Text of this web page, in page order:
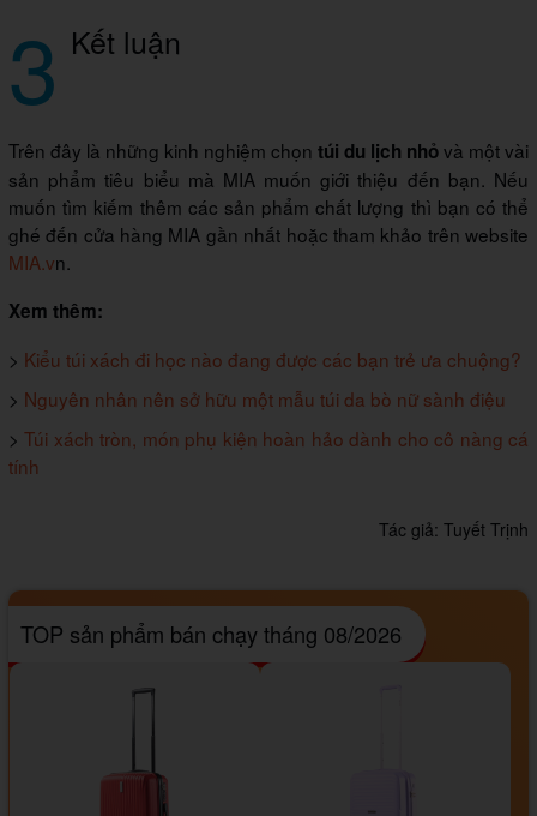
3 Kết luận
Trên đây là những kinh nghiệm chọn túi du lịch nhỏvà một vài
sản phẩm tiêu biểu mà MIA muốn giới thiệu đến bạn. Nếu
muốn tìm kiếm thêm các sản phẩm chất lượng thì bạn có thể
ghé đến cửa hàng MIA gần nhất hoặc tham khảo trên website
MIA.vn.
Xem thêm:
> Kiểu túi xách đi học nào đang được các bạn trẻ ưa chuộng?
> Nguyên nhân nên sở hữu một mẫu túi da bò nữ sành điệu
>Túi xách tròn, món phụ kiện hoàn hảo dành cho cô nàng cá
tính
Tác giả: Tuyết Trịnh
TOP sản phẩm bán chạy tháng 08/2026